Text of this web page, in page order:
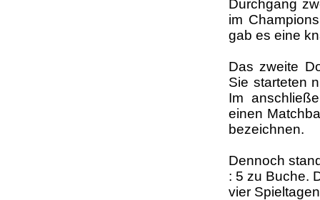
Durchgang
im
gab es eine
Das zweite
Sie starteten
Im
einen
bezeichnen.
Dennoch
: 5 zu Buche.
vier